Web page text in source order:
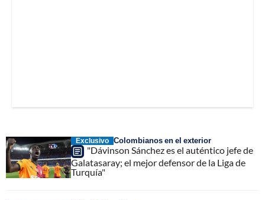
Exclusivo Colombianos en el exterior
"Dávinson Sánchez es el auténtico jefe de
Galatasaray; el mejor defensor de la Liga de
Turquía"